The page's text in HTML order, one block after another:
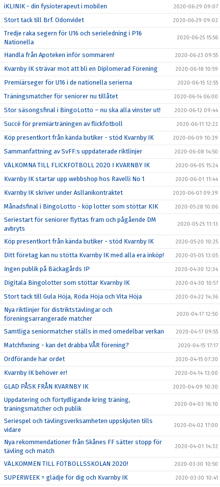
iKLINIK - din fysioterapeut i mobilen 2020-06-29 09:07
Stort tack till Brf. Odonvidet 2020-06-29 09:02
Tredje raka segern för U16 och serieledning i P16
Nationella
2020-06-25 15:56
Handla från Apoteken inför sommaren! 2020-06-23 09:55
Kvarnby IK strävar mot att bli en Diplomerad Förening 2020-06-18 10:59
Premiärseger för U16 i de nationella serierna 2020-06-15 12:55
Träningsmatcher för seniorer nu tillåtet 2020-06-14 06:00
Stor säsongsfinal i BingoLotto – nu ska alla vinster ut! 2020-06-12 09:44
Succé för premiärträningen av flickfotboll 2020-06-11 12:22
Köp presentkort från kända butiker - stöd Kvarnby IK 2020-06-09 10:39
Sammanfattning av SvFF:s uppdaterade riktlinjer 2020-06-08 14:50
VÄLKOMNA TILL FLICKFOTBOLL 2020 I KVARNBY IK 2020-06-05 15:24
Kvarnby IK startar upp webbshop hos Ravelli No 1 2020-06-01 11:44
Kvarnby IK skriver under Asllanikontraktet 2020-06-01 09:39
Månadsfinal i BingoLotto - köp lotter som stöttar KIK 2020-05-28 10:06
Seriestart för seniorer flyttas fram och pågående DM
avbryts
2020-05-25 11:13
Köp presentkort från kända butiker - stöd Kvarnby IK 2020-05-20 10:25
Ditt företag kan nu stötta Kvarnby IK med alla era inköp! 2020-05-05 13:05
Ingen publik på Bäckagårds IP 2020-04-30 12:34
Digitala Bingolotter som stöttar Kvarnby IK 2020-04-30 10:57
Stort tack till Gula Höja, Röda Höja och Vita Höja 2020-04-22 14:36
Nya riktlinjer för distriktstävlingar och
föreningsarrangerade matcher
2020-04-17 12:50
Samtliga seniormatcher ställs in med omedelbar verkan 2020-04-17 09:55
Matchfixning - kan det drabba VÅR förening? 2020-04-15 17:17
Ordförande har ordet 2020-04-15 07:30
Kvarnby IK behöver er! 2020-04-14 13:00
GLAD PÅSK FRÅN KVARNBY IK 2020-04-09 10:30
Uppdatering och förtydligande kring träning,
träningsmatcher och publik
2020-04-03 16:10
Seriespel och tävlingsverksamheten uppskjuten tills
vidare
2020-04-02 17:00
Nya rekommendationer från Skånes FF sätter stopp för
tävling och match
2020-04-01 14:32
VÄLKOMMEN TILL FOTBOLLSSKOLAN 2020! 2020-03-30 10:50
SUPERWEEK = glädje för dig och Kvarnby IK 2020-03-30 10:41